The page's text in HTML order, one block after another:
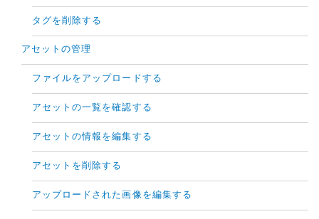
タグを削除する
アセットの管理
ファイルをアップロードする
アセットの一覧を確認する
アセットの情報を編集する
アセットを削除する
アップロードされた画像を編集する